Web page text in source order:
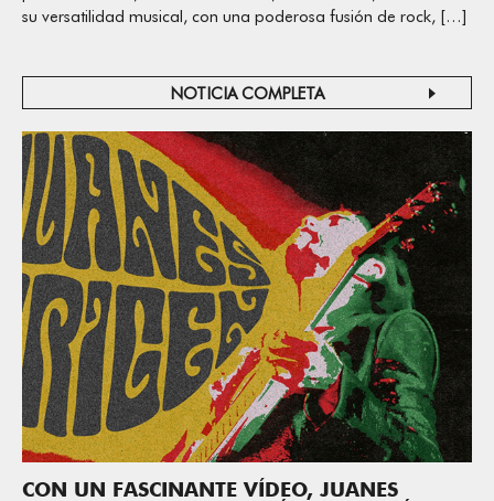
su versatilidad musical, con una poderosa fusión de rock, […]
NOTICIA COMPLETA
CON UN FASCINANTE VÍDEO, JUANES